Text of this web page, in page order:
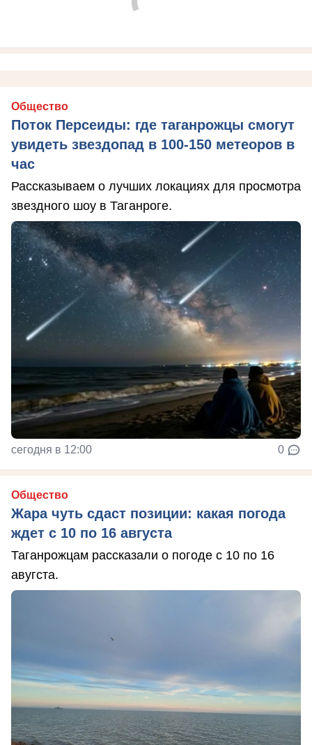
Общество
Поток Персеиды: где таганрожцы смогут
увидеть звездопад в 100-150 метеоров в
час
Рассказываем о лучших локациях для просмотра
звездного шоу в Таганроге.
сегодня в 12:00 0
Общество
Жара чуть сдаст позиции: какая погода
ждет с 10 по 16 августа
Таганрожцам рассказали о погоде с 10 по 16
авугста.